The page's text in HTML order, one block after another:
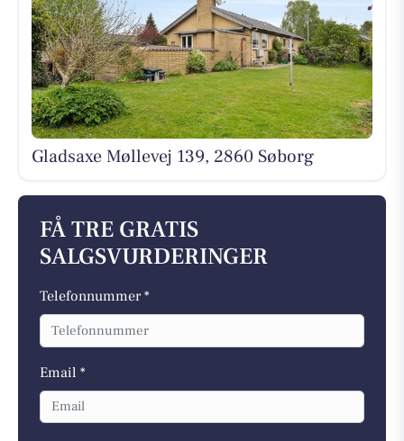
Gladsaxe Møllevej 139, 2860 Søborg
FÅ TRE GRATIS
SALGSVURDERINGER
Telefonnummer *
Email *